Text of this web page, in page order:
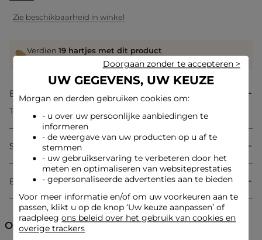
Zie beschikbaarheid in winkel
Verdien 19 hartjes met dit product
Beschrijving
Telefoonpouch met studsdetails
Rechthoekig formaat
Schouderriem met ketting
Clipsluiting op de klep
Studsdetails aan de voorkant
Referentie: 32536311033510979 252-2CLOTEL
Categorie :Clutches vrouw
Kleur :Clutches vrouw zwart
Samenstelling & onderhoud
Bezorging & Retourzending
Ontdek ook
UW GEGEVENS, UW KEUZE
Morgan en derden gebruiken cookies om:
- u over uw persoonlijke aanbiedingen te
informeren
- de weergave van uw producten op u af te
stemmen
- uw gebruikservaring te verbeteren door het
meten en optimaliseren van websiteprestaties
- gepersonaliseerde advertenties aan te bieden
Voor meer informatie en/of om uw voorkeuren aan te
passen, klikt u op de knop ‘Uw keuze aanpassen’ of
raadpleegons beleid over het gebruik van cookies en
overige trackers
Doorgaan zonder te accepteren >